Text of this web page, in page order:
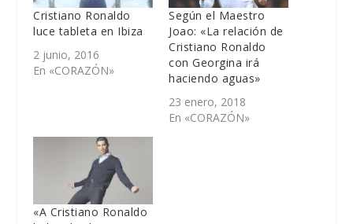
Cristiano Ronaldo
luce tableta en Ibiza
2 junio, 2016
En «CORAZÓN»
Según el Maestro
Joao: «La relación de
Cristiano Ronaldo
con Georgina irá
haciendo aguas»
23 enero, 2018
En «CORAZÓN»
«A Cristiano Ronaldo